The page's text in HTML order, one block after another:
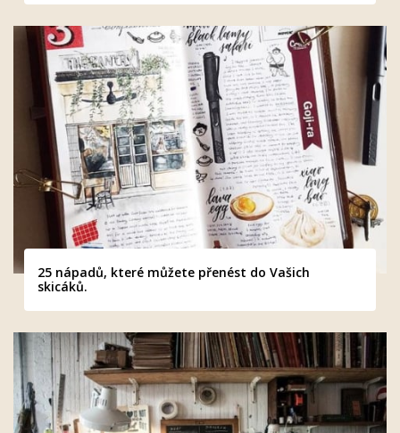
25 nápadů, které můžete přenést do Vašich
skicáků.